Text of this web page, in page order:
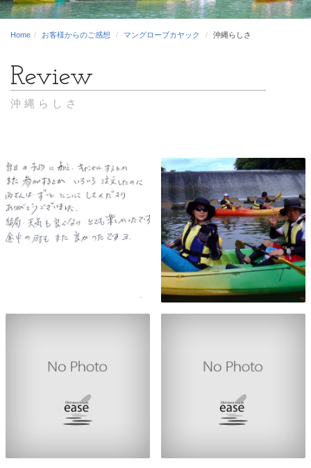
Home お客様からのご感想 マングローブカヤック 沖縄らしさ
沖縄らしさ